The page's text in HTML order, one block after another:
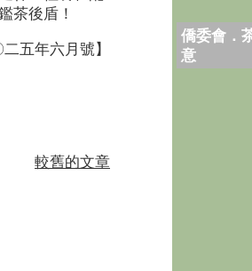
茶後盾！
五年六月號】
較舊的文章
僑委會．
意